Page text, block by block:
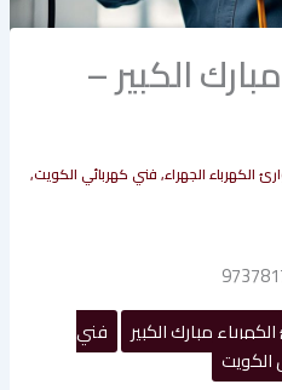
الكبير –
الكهرباء الجهراء,فني كهربائي الكويت,
مبارك الكبير
فني
الكويت